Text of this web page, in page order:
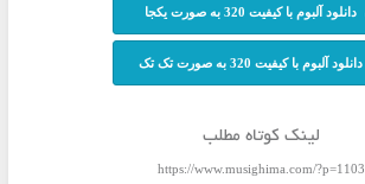
دانلود آلبوم با کیفیت 320 به صورت یکجا
دانلود آلبوم با کیفیت 320 به صورت تک تک
لینک کوتاه مطلب
https://www.musighima.com/?p=1103